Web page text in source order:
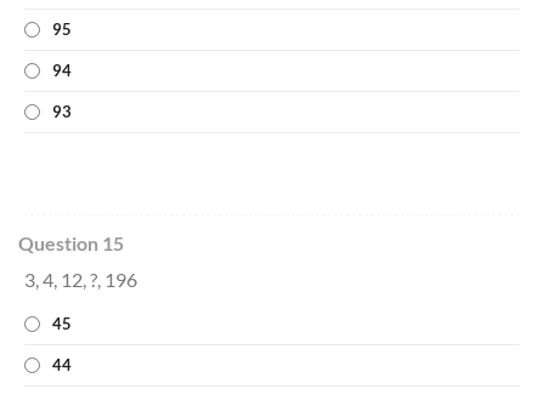
95
94
93
Question 15
3, 4, 12, ?, 196
45
44